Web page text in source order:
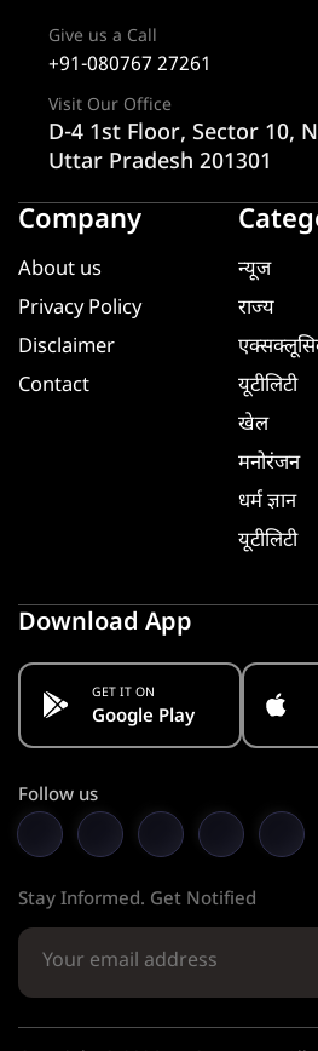
Give us a Call
+91-080767 27261
Visit Our Office
D-4 1st Floor, Sector 10,
Uttar Pradesh 201301
Company
About us
Privacy Policy
Disclaimer
Contact
न्यूज
राज्य
यूटीलिटी
खेल
मनोरंजन
धर्म ज्ञान
यूटीलिटी
Download App
GET IT ON
Google Play
Follow us
Stay Informed. Get Notified